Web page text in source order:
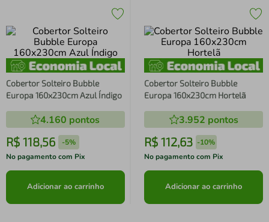
Cobertor Solteiro Bubble
Europa 160x230cm Azul Índigo
4.160 pontos
R$ 118,56 -5%
No pagamento com Pix
Adicionar ao carrinho
Cobertor Solteiro Bubble
Europa 160x230cm Hortelã
3.952 pontos
R$ 112,63 -10%
No pagamento com Pix
Adicionar ao carrinho